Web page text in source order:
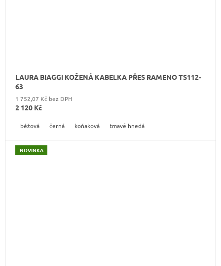
LAURA BIAGGI KOŽENÁ KABELKA PŘES RAMENO TS112-
63
1 752,07 Kč bez DPH
2 120 Kč
béžová černá koňaková tmavě hnedá
NOVINKA